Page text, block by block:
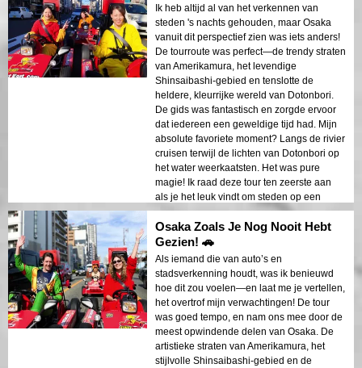
Ik heb altijd al van het verkennen van
steden 's nachts gehouden, maar Osaka
vanuit dit perspectief zien was iets anders!
De tourroute was perfect—de trendy straten
van Amerikamura, het levendige
Shinsaibashi-gebied en tenslotte de
heldere, kleurrijke wereld van Dotonbori.
De gids was fantastisch en zorgde ervoor
dat iedereen een geweldige tijd had. Mijn
absolute favoriete moment? Langs de rivier
cruisen terwijl de lichten van Dotonbori op
het water weerkaatsten. Het was pure
magie! Ik raad deze tour ten zeerste aan
als je het leuk vindt om steden op een
unieke manier te ervaren!
Osaka Zoals Je Nog Nooit Hebt
Gezien! 🚗
Als iemand die van auto’s en
stadsverkenning houdt, was ik benieuwd
hoe dit zou voelen—en laat me je vertellen,
het overtrof mijn verwachtingen! De tour
was goed tempo, en nam ons mee door de
meest opwindende delen van Osaka. De
artistieke straten van Amerikamura, het
stijlvolle Shinsaibashi-gebied en de